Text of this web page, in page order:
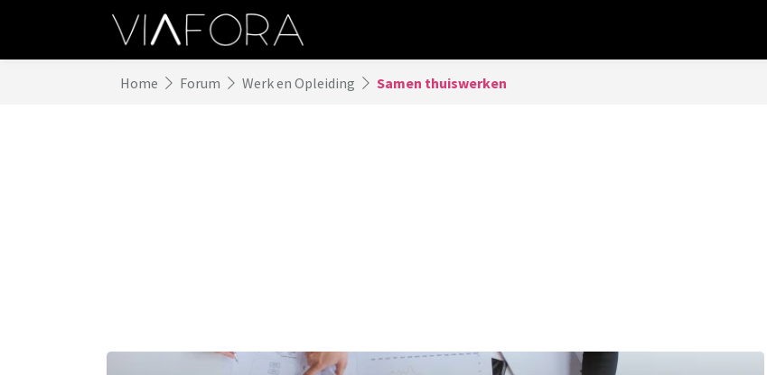
Home Forum Werk en Opleiding Samen thuiswerken